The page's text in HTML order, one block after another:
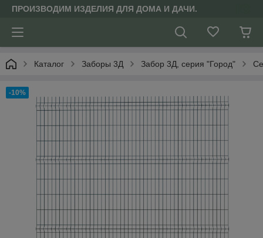
ПРОИЗВОДИМ ИЗДЕЛИЯ ДЛЯ ДОМА И ДАЧИ.
Каталог Заборы 3Д Забор 3Д, серия "Город"
-10%